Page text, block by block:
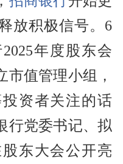
放积极信号。6
年度股东会
市值管理小组，
资者关注的话
行党委书记、拟
东大会公开亮